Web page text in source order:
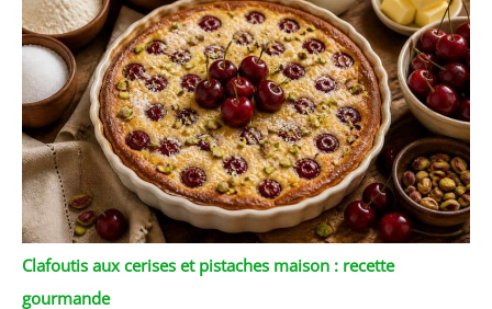
Clafoutis aux cerises et pistaches maison : recette
gourmande